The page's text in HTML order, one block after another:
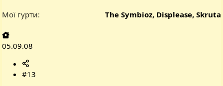
Мої гурти The Symbioz, Displease, Skruta
05.09.08
#13